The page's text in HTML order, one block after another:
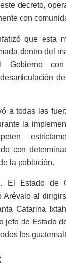
decreto,
con
que esta
dentro del
Gobierno
a todas las
la
con
la población.
El Estado de
Arévalo al
Catarina
jefe de Estado
los